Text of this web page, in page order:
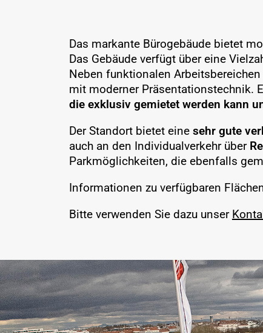
Das markante Bürogebäude bietet
Das Gebäude verfügt über eine
Neben funktionalen
mit moderner Präsentationstechnik.
die exklusiv gemietet werden kann
Der Standort bietet eine sehr gute
auch an den Individualverkehr über
Parkmöglichkeiten, die ebenfalls
Informationen zu verfügbaren
Bitte verwenden Sie dazu unser